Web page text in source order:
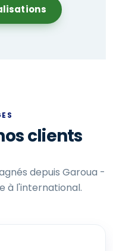
clients
depuis Garoua -
à l'international.